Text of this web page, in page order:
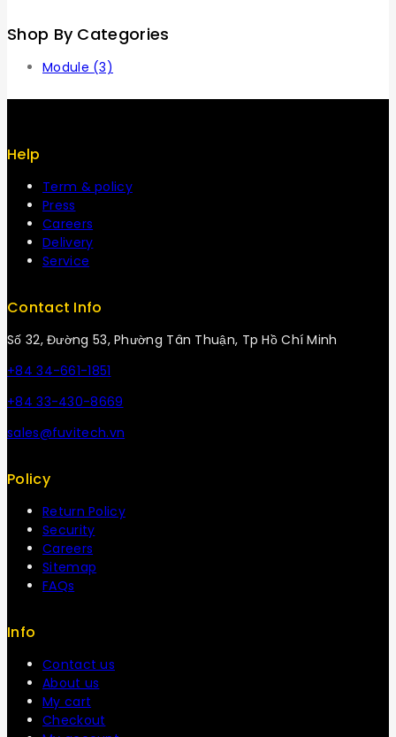
Shop By Categories
Module (3)
Help
Term & policy
Press
Careers
Delivery
Service
Contact Info
Số 32, Đường 53, Phường Tân Thuận, Tp Hồ Chí Minh
+84 34-661-1851
+84 33-430-8669
sales@fuvitech.vn
Policy
Return Policy
Security
Careers
Sitemap
FAQs
Info
Contact us
About us
My cart
Checkout